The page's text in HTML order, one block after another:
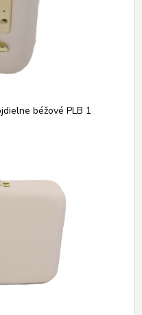
béžové PLB 1